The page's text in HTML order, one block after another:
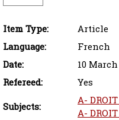
Item Type:
Article
Language:
French
Date:
10 March
Refereed:
Yes
Subjects:
A-
A-